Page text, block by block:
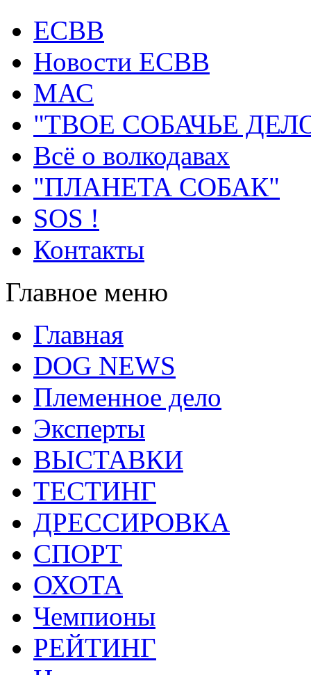
ECВB
Новости ЕСВВ
МАС
"ТВОЕ СОБАЧЬЕ
Всё о волкодавах
"ПЛАНЕТА СОБАК"
SOS !
Контакты
Главное меню
Главная
DOG NEWS
Племенное дело
Эксперты
ВЫСТАВКИ
ТЕСТИНГ
ДРЕССИРОВКА
СПОРТ
ОХОТА
Чемпионы
РЕЙТИНГ